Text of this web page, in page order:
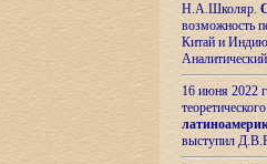
Н.А.Школяр.
возможность
Китай и
16 июня 2022
выступил